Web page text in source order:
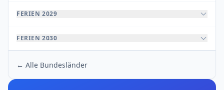
FERIEN 2029
FERIEN 2030
← Alle Bundesländer